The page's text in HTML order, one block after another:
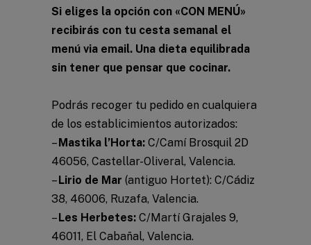
Si eliges la opción con «CON MENÚ»
recibirás con tu cesta semanal el
menú via email. Una dieta equilibrada
sin tener que pensar que cocinar.
Podrás recoger tu pedido en cualquiera
de los establicimientos autorizados:
–Mastika l’Horta: C/Camí Brosquil 2D
46056, Castellar-Oliveral, Valencia.
–Lirio de Mar (antiguo Hortet): C/Cádiz
38, 46006, Ruzafa, Valencia.
–Les Herbetes: C/Martí Grajales 9,
46011, El Cabañal, Valencia.